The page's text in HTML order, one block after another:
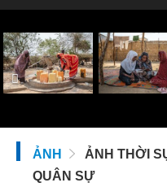
ẢNH ẢNH THỜI
QUÂN SỰ